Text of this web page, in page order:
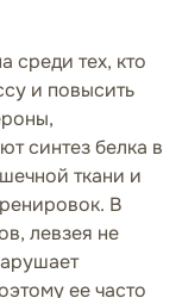
среди тех, кто
и повысить
синтез белка в
ткани и
В
левзея не
ее часто